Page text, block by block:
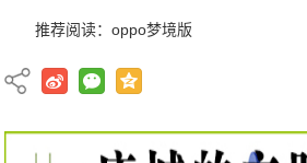
推荐阅读：oppo梦境版